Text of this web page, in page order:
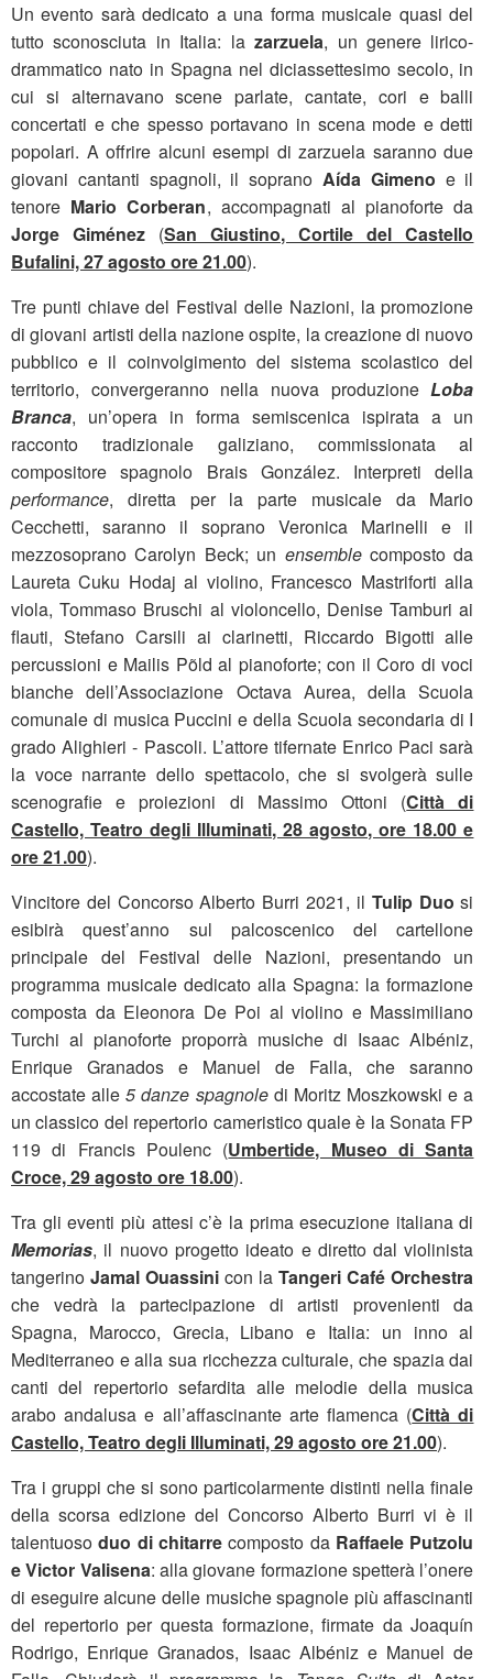
Un evento sarà dedicato a una forma musicale quasi del
tutto sconosciuta in Italia: lazarzuela, un genere lirico-
drammatico nato in Spagna nel diciassettesimo secolo, in
cui si alternavano scene parlate, cantate, cori e balli
concertati e che spesso portavano in scena mode e detti
popolari. A offrire alcuni esempi di zarzuela saranno due
giovani cantanti spagnoli, il sopranoAída Gimeno e il
tenore Mario Corberan, accompagnati al pianoforte da
Jorge Giménez (San Giustino, Cortile del Castello
Bufalini, 27 agosto ore 21.00).
Tre punti chiave del Festival delle Nazioni, la promozione
di giovani artisti della nazione ospite, la creazione di nuovo
pubblico e il coinvolgimento del sistema scolastico del
territorio, convergeranno nella nuova produzioneLoba
Branca, un’opera in forma semiscenica ispirata a un
racconto tradizionale galiziano, commissionata al
compositore spagnolo Brais González. Interpreti della
performance, diretta per la parte musicale da Mario
Cecchetti, saranno il soprano Veronica Marinelli e il
mezzosoprano Carolyn Beck; un ensemblecomposto da
Laureta Cuku Hodaj al violino, Francesco Mastriforti alla
viola, Tommaso Bruschi al violoncello, Denise Tamburi ai
flauti, Stefano Carsili ai clarinetti, Riccardo Bigotti alle
percussioni e Mailis Põld al pianoforte; con il Coro di voci
bianche dell’Associazione Octava Aurea, della Scuola
comunale di musica Puccini e della Scuola secondaria di I
grado Alighieri - Pascoli. L’attore tifernate Enrico Paci sarà
la voce narrante dello spettacolo, che si svolgerà sulle
scenografie e proiezioni di Massimo Ottoni (Città di
Castello, Teatro degli Illuminati, 28 agosto, ore 18.00 e
ore 21.00).
Vincitore del Concorso Alberto Burri 2021, il Tulip Duosi
esibirà quest’anno sul palcoscenico del cartellone
principale del Festival delle Nazioni, presentando un
programma musicale dedicato alla Spagna: la formazione
composta da Eleonora De Poi al violino e Massimiliano
Turchi al pianoforte proporrà musiche di Isaac Albéniz,
Enrique Granados e Manuel de Falla, che saranno
accostate alle5 danze spagnoledi Moritz Moszkowski e a
un classico del repertorio cameristico quale è la Sonata FP
119 di Francis Poulenc (Umbertide, Museo di Santa
Croce, 29 agosto ore 18.00).
Tra gli eventi più attesi c’è la prima esecuzione italiana di
Memorias, il nuovo progetto ideato e diretto dal violinista
tangerinoJamal Ouassini con laTangeri Café Orchestra
che vedrà la partecipazione di artisti provenienti da
Spagna, Marocco, Grecia, Libano e Italia: un inno al
Mediterraneo e alla sua ricchezza culturale, che spazia dai
canti del repertorio sefardita alle melodie della musica
arabo andalusa e all’affascinante arte flamenca (Città di
Castello, Teatro degli Illuminati, 29 agosto ore 21.00).
Tra i gruppi che si sono particolarmente distinti nella finale
della scorsa edizione del Concorso Alberto Burri vi è il
talentuosoduo di chitarrecomposto da Raffaele Putzolu
e Victor Valisena: alla giovane formazione spetterà l’onere
di eseguire alcune delle musiche spagnole più affascinanti
del repertorio per questa formazione, firmate da Joaquín
Rodrigo, Enrique Granados, Isaac Albéniz e Manuel de